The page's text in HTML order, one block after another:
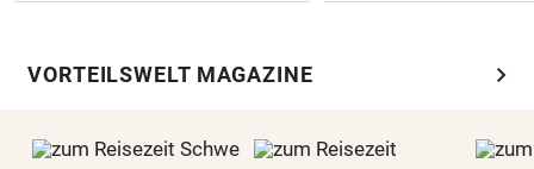
VORTEILSWELT MAGAZINE chevron_right